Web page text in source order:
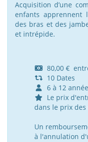
Acquisition d’une
enfants apprennent
des bras et des
et intrépide.
80,00 €
10 Dates
6 à 12
Le prix
dans le prix des
Un
à l'annulation